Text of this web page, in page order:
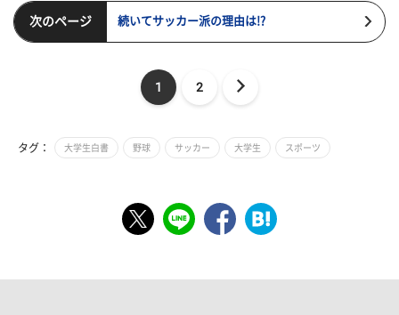
次のページ 続いてサッカー派の理由は!?
1 2
タグ： 大学生白書 野球 サッカー 大学生 スポーツ